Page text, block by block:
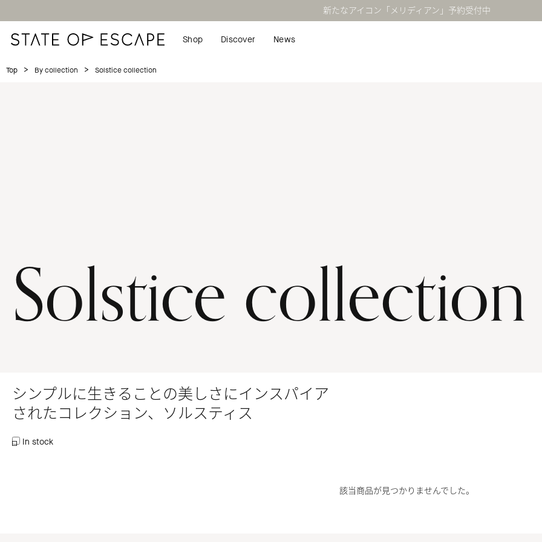
新たなアイコン「メリディアン」予約受付中
Shop Discover News
Top > By collection > Solstice collection
Solstice collection
シンプルに生きることの美しさにインスパイア
されたコレクション、ソルスティス
In stock
該当商品が見つかりませんでした。